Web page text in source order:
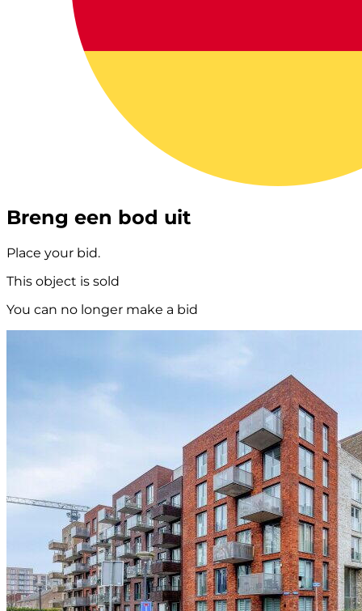
Breng een bod uit
Place your bid.
This object is sold
You can no longer make a bid